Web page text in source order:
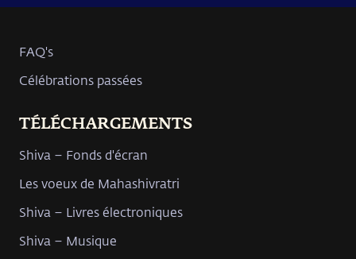
FAQ's
Célébrations passées
TÉLÉCHARGEMENTS
Shiva – Fonds d'écran
Les voeux de Mahashivratri
Shiva – Livres électroniques
Shiva – Musique